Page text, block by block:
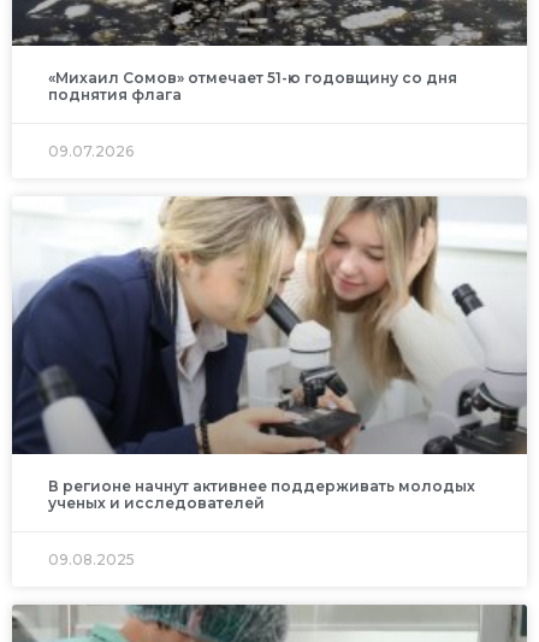
«Михаил Сомов» отмечает 51-ю годовщину со дня
поднятия флага
09.07.2026
В регионе начнут активнее поддерживать молодых
ученых и исследователей
09.08.2025